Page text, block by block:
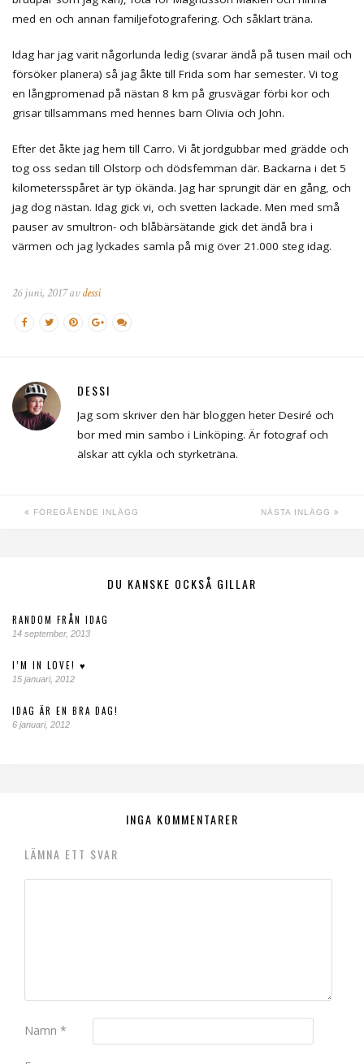
med en och annan familjefotografering. Och såklart träna.
Idag har jag varit någorlunda ledig (svarar ändå på tusen mail och
försöker planera) så jag åkte till Frida som har semester. Vi tog
en långpromenad på nästan 8 km på grusvägar förbi kor och
grisar tillsammans med hennes barn Olivia och John.
Efter det åkte jag hem till Carro. Vi åt jordgubbar med grädde och
tog oss sedan till Olstorp och dödsfemman där. Backarna i det 5
kilometersspåret är typ ökända. Jag har sprungit där en gång, och
jag dog nästan. Idag gick vi, och svetten lackade. Men med små
pauser av smultron- och blåbärsätande gick det ändå bra i
värmen och jag lyckades samla på mig över 21.000 steg idag.
26 juni, 2017 avdessi
DESSI
Jag som skriver den här bloggen heter Desiré och
bor med min sambo i Linköping. Är fotograf och
älskar att cykla och styrketräna.
FÖREGÅENDE INLÄGG NÄSTA INLÄGG
DU KANSKE OCKSÅ GILLAR
RANDOM FRÅN IDAG
14 september, 2013
I’M IN LOVE! ♥
15 januari, 2012
IDAG ÄR EN BRA DAG!
6 januari, 2012
INGA KOMMENTARER
LÄMNA ETT SVAR
Namn *